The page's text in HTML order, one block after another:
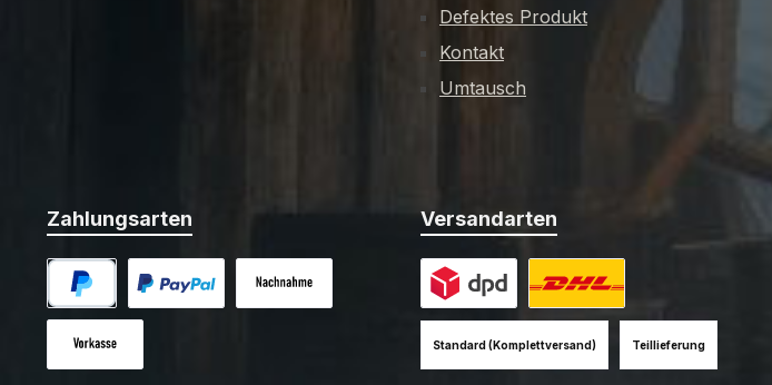
Defektes Produkt
Kontakt
Umtausch
Zahlungsarten
PayPal Nachnahme (+12EUR)
Benutzerdefiniertes Bild 1
Versandarten
Standard (Komplettversand) Teillieferung
Benutzerdefiniertes Bild 1
Benutzerdefiniertes Bild 2